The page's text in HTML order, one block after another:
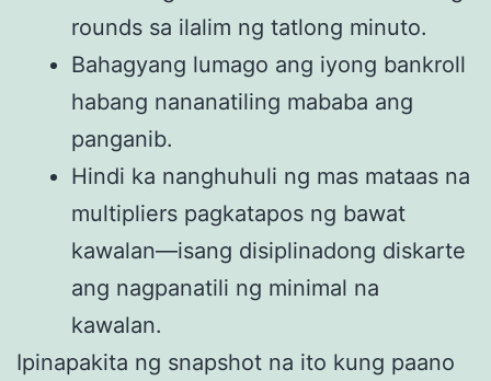
rounds sa ilalim ng tatlong minuto.
Bahagyang lumago ang iyong bankroll
habang nananatiling mababa ang
panganib.
Hindi ka nanghuhuli ng mas mataas na
multipliers pagkatapos ng bawat
kawalan—isang disiplinadong diskarte
ang nagpanatili ng minimal na
kawalan.
Ipinapakita ng snapshot na ito kung paano